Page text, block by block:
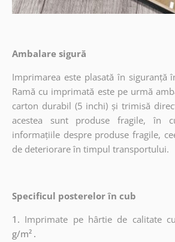
Ambalare sigură
Imprimarea este plasată în siguranță
Ramă cu imprimată este pe urmă
carton durabil (5 inchi) și trimisă
acestea sunt produse fragile, în
informațiile despre produse fragile,
de deteriorare în timpul transportului.
Specificul posterelor în cub
1. Imprimate pe hârtie de calitate
g/m² .